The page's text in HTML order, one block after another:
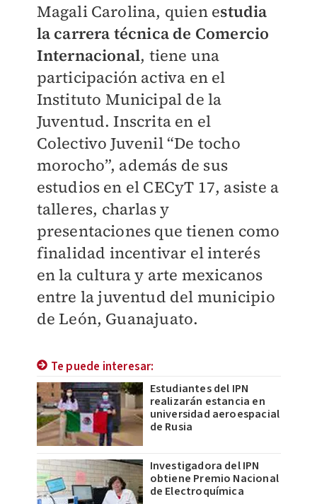
Magali Carolina, quien estudia
la carrera técnica de Comercio
Internacional, tiene una
participación activa en el
Instituto Municipal de la
Juventud. Inscrita en el
Colectivo Juvenil “De tocho
morocho”, además de sus
estudios en el CECyT 17, asiste a
talleres, charlas y
presentaciones que tienen como
finalidad incentivar el interés
en la cultura y arte mexicanos
entre la juventud del municipio
de León, Guanajuato.
Te puede interesar:
Estudiantes del IPN
realizarán estancia en
universidad aeroespacial
de Rusia
Investigadora del IPN
obtiene Premio Nacional
de Electroquímica